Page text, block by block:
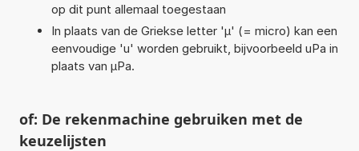
op dit punt allemaal toegestaan
In plaats van de Griekse letter 'µ' (= micro) kan een
eenvoudige 'u' worden gebruikt, bijvoorbeeld uPa in
plaats van µPa.
of: De rekenmachine gebruiken met de
keuzelijsten